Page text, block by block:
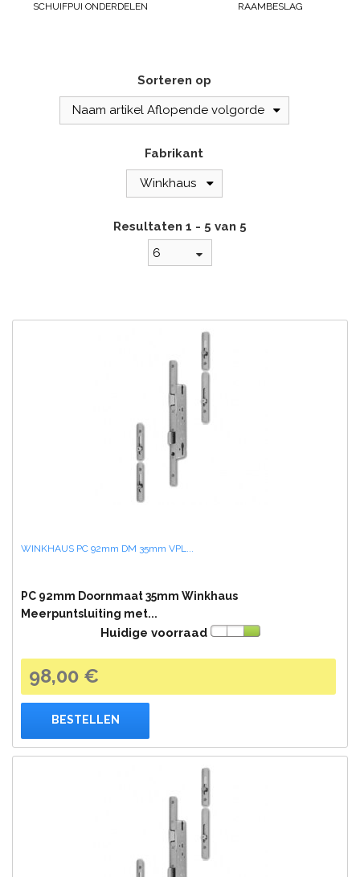
SCHUIFPUI ONDERDELEN RAAMBESLAG
Sorteren op
Naam artikel Aflopende volgorde
Fabrikant
Winkhaus
Resultaten 1 - 5 van 5
6
WINKHAUS PC 92mm DM 35mm VPL...
PC 92mm Doornmaat 35mm Winkhaus
Meerpuntsluiting met...
Huidige voorraad
98,00 €
BESTELLEN